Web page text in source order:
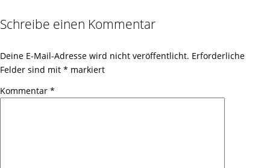
Schreibe einen Kommentar
Deine E-Mail-Adresse wird nicht veröffentlicht. Erforderliche
Felder sind mit * markiert
Kommentar *